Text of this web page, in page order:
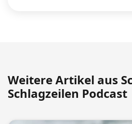
Weitere Artikel aus
Schlagzeilen Podcast